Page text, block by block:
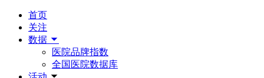
首页
关注
数据
医院品牌指数
全国医院数据库